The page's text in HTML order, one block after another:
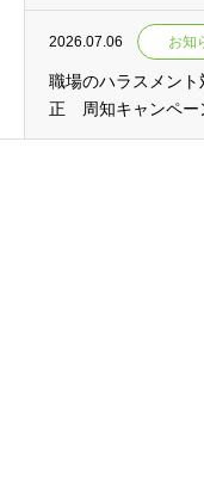
2026.07.06 お知
職場のハラスメン
正 周知キャンペー